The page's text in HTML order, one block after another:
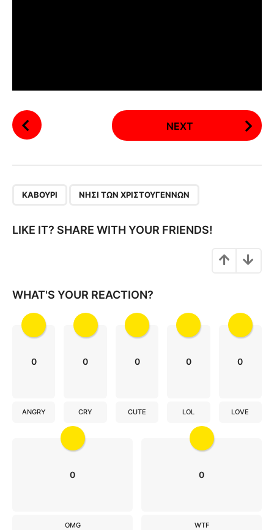
P
o
i
i
NEXT
ΚΑΒΟΎΡΙ ΝΗΣΊ ΤΩΝ ΧΡΙΣΤΟΥΓΈΝΝΩΝ
LIKE IT? SHARE WITH YOUR FRIENDS!
WHAT'S YOUR REACTION?
0
ANGRY
0
CRY
0
CUTE
0
LOL
0
LOVE
0
OMG
0
WTF